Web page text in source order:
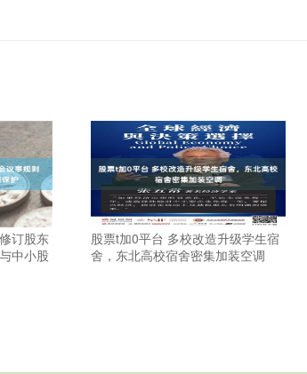
订股东
中小股
股票t加0平台 多校改造升级学生宿
舍，东北高校宿舍密集加装空调